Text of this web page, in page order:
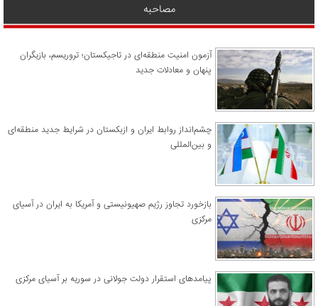
مصاحبه
آزمون امنیت منطقه‌ای در تاجیکستان؛ تروریسم، بازیگران
پنهان و معادلات جدید
چشم‌انداز روابط ایران و ازبکستان در شرایط جدید منطقه‌ای
و بین‌المللی
​بازخورد تجاوز رژیم صهیونیستی و آمریکا به ایران در آسیای
مرکزی
پیامدهای استقرار دولت جولانی در سوریه بر آسیای مرکزی